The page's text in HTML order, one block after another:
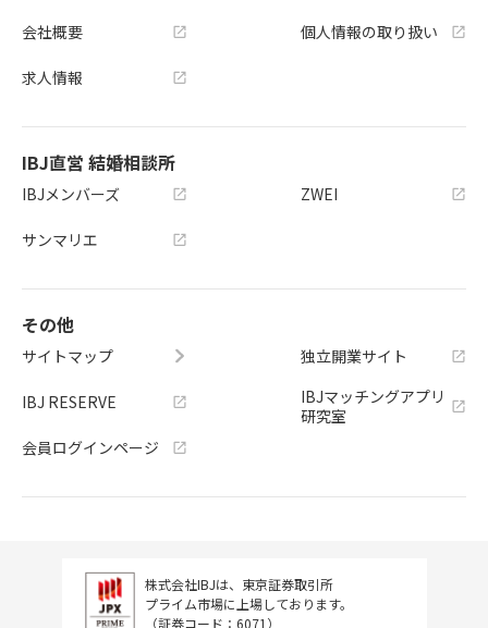
会社概要
求人情報
個人情報の取り扱い
IBJ直営 結婚相談所
IBJメンバーズ
サンマリエ
ZWEI
その他
サイトマップ
IBJ RESERVE
会員ログインページ
独立開業サイト
IBJマッチングアプリ
研究室
株式会社IBJは、東京証券取引所
プライム市場に上場しております。
（証券コード：6071）